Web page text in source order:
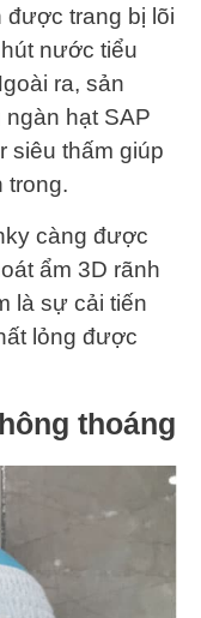
được trang bị lõi
nước tiểu
ra, sản
hạt SAP
siêu thấm giúp
trong.
càng được
ẩm 3D rãnh
là sự cải tiến
lỏng được
thoáng